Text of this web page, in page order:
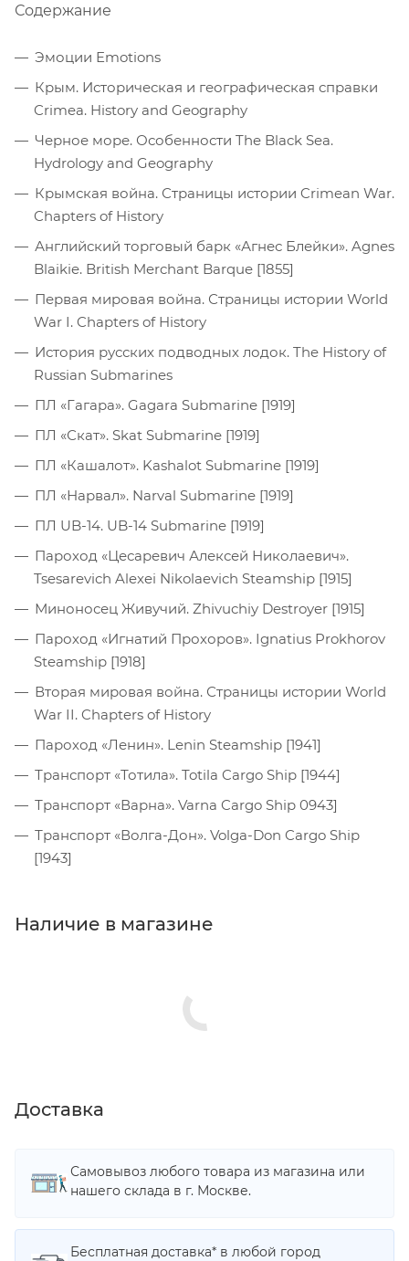
Содержание
Эмоции Emotions
Крым. Историческая и географическая справки
Crimea. History and Geography
Черное море. Особенности The Black Sea.
Hydrology and Geography
Крымская война. Страницы истории Crimean War.
Chapters of History
Английский торговый барк «Агнес Блейки». Agnes
Blaikie. British Merchant Barque [1855]
Первая мировая война. Страницы истории World
War I. Chapters of History
История русских подводных лодок. The History of
Russian Submarines
ПЛ «Гагара». Gagara Submarine [1919]
ПЛ «Скат». Skat Submarine [1919]
ПЛ «Кашалот». Kashalot Submarine [1919]
ПЛ «Нарвал». Narval Submarine [1919]
ПЛ UB-14. UB-14 Submarine [1919]
Пароход «Цесаревич Алексей Николаевич».
Tsesarevich Alexei Nikolaevich Steamship [1915]
Миноносец Живучий. Zhivuchiy Destroyer [1915]
Пароход «Игнатий Прохоров». Ignatius Prokhorov
Steamship [1918]
Вторая мировая война. Страницы истории World
War II. Chapters of History
Пароход «Ленин». Lenin Steamship [1941]
Транспорт «Тотила». Totila Cargo Ship [1944]
Транспорт «Варна». Varna Cargo Ship 0943]
Транспорт «Волга-Дон». Volga-Don Cargo Ship
[1943]
Наличие в магазине
Доставка
Самовывоз любого товара из магазина или
нашего склада в г. Москве.
Бесплатная доставка* в любой город